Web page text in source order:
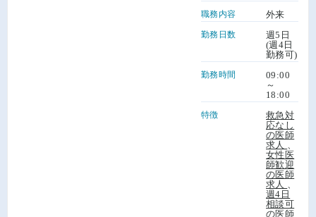
職務内容 外来
勤務日数
週5日
(週4日
勤務可)
勤務時間
09:00
～
18:00
特徴
救急対
応なし
の医師
求人
女性医
師歓迎
の医師
求人
週4日
相談可
の医師